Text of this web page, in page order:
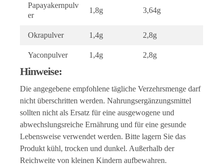
Papayakernpulv
er
1,8g 3,64g
Okrapulver 1,4g 2,8g
Yaconpulver 1,4g 2,8g
Hinweise:
Die angegebene empfohlene tägliche Verzehrsmenge darf
nicht überschritten werden. Nahrungsergänzungsmittel
sollten nicht als Ersatz für eine ausgewogene und
abwechslungsreiche Ernährung und für eine gesunde
Lebensweise verwendet werden. Bitte lagern Sie das
Produkt kühl, trocken und dunkel. Außerhalb der
Reichweite von kleinen Kindern aufbewahren.